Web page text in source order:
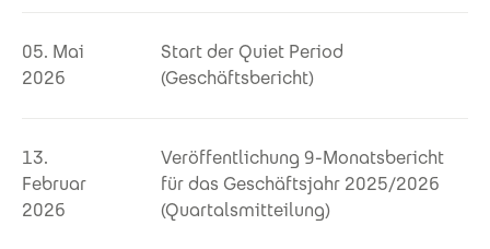
05. Mai
2026
Start der Quiet Period
(Geschäftsbericht)
13.
Februar
2026
Veröffentlichung 9-Monatsbericht
für das Geschäftsjahr 2025/2026
(Quartalsmitteilung)